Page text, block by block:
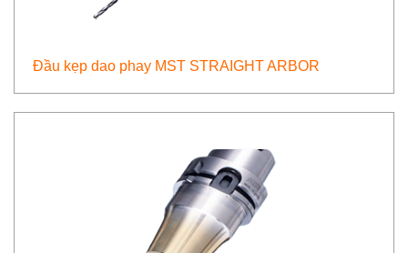
Đầu kẹp dao phay MST STRAIGHT ARBOR